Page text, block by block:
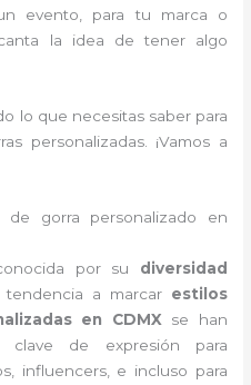
evento, para tu marca o
la idea de tener algo
lo que necesitas saber para
personalizadas. ¡Vamos a
gorra personalizado en
por su diversidad
tendencia a marcar estilos
en CDMX se han
de expresión para
influencers, e incluso para